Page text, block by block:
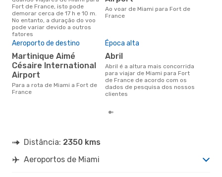
Fort de France, isto pode
demorar cerca de 17 h e 10 m.
No entanto, a duração do voo
pode variar devido a outros
fatores
Ao voar de Miami para Fort de
France
Aeroporto de destino
Martinique Aimé
Césaire International
Airport
Para a rota de Miami a Fort de
France
Época alta
abril
abril é a altura mais concorrida
para viajar de Miami para Fort
de France de acordo com os
dados de pesquisa dos nossos
clientes
Distância: 2350 kms
Aeroportos de Miami